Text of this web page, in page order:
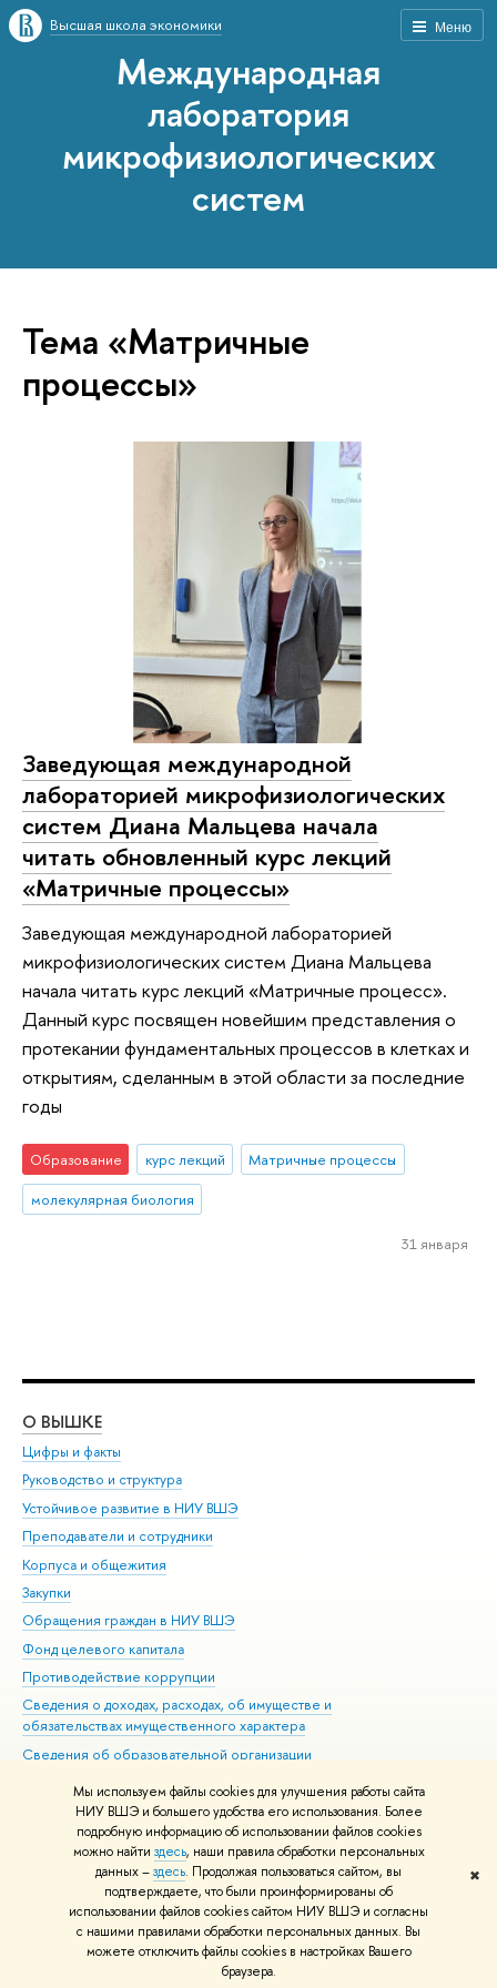
Мы используем файлы cookies для улучшения работы сайта
НИУ ВШЭ и большего удобства его использования. Более
подробную информацию об использовании файлов cookies
можно найти здесь, наши правила обработки персональных
данных –здесь. Продолжая пользоваться сайтом, вы
подтверждаете, что были проинформированы об
использовании файлов cookies сайтом НИУ ВШЭ и согласны
с нашими правилами обработки персональных данных. Вы
можете отключить файлы cookies в настройках Вашего
браузера.
✖
Меню
Высшая школа экономики
Международная
лаборатория
микрофизиологических
систем
Тема «Матричные
процессы»
Заведующая международной
лабораторией микрофизиологических
систем Диана Мальцева начала
читать обновленный курс лекций
«Матричные процессы»
Заведующая международной лабораторией
микрофизиологических систем Диана Мальцева
начала читать курс лекций «Матричные процесс».
Данный курс посвящен новейшим представления о
протекании фундаментальных процессов в клетках и
открытиям, сделанным в этой области за последние
годы
Образование курс лекций
Матричные процессы
молекулярная биология
31 января
О ВЫШКЕ
Цифры и факты
Руководство и структура
Устойчивое развитие в НИУ ВШЭ
Преподаватели и сотрудники
Корпуса и общежития
Закупки
Обращения граждан в НИУ ВШЭ
Фонд целевого капитала
Противодействие коррупции
Сведения о доходах, расходах, об имуществе и
обязательствах имущественного характера
Сведения об образовательной организации
Людям с ограниченными возможностями здоровья
Единая платежная страница
Работа в Вышке
© НИУ ВШЭ 1993–2026 Адреса и контакты Условия использования
материалов Политика конфиденциальности Карта сайта
Шрифты HSE Sans и HSE Slab разработаны вШколе дизайна НИУ ВШЭ